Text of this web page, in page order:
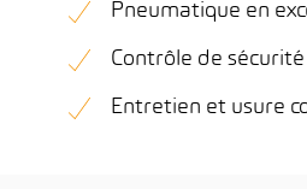
Pneumatique en
Contrôle de sécurité
Entretien et usure